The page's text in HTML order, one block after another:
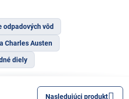
odpadových vôd
Charles Austen
diely
Nasledujúci produkt